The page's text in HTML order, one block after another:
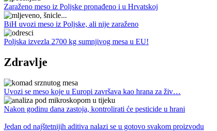
Zaraženo meso iz Poljske pronađeno i u Hrvatskoj
BiH uvozi meso iz Poljske, ali nije zaraženo
Poljska izvezla 2700 kg sumnjivog mesa u EU!
Zdravlje
Uvozi se meso koje u Europi završava kao hrana za živ…
Nakon godinu dana zastoja, kontrolirati će pesticide u hrani
Jedan od najštetnijih aditiva nalazi se u gotovo svakom proizvodu